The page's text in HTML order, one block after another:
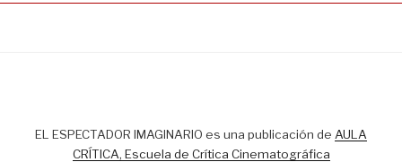
EL ESPECTADOR IMAGINARIO es una publicación de AULA
CRÍTICA, Escuela de Crítica Cinematográfica